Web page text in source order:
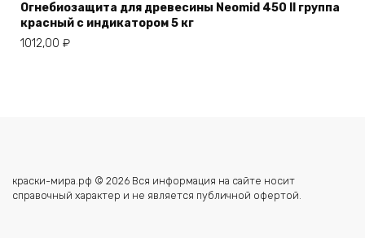
Огнебиозащита для древесины Neomid 450 II группа
красный с индикатором 5 кг
1012,00 ₽
краски-мира.рф © 2026 Вся информация на сайте носит
справочный характер и не является публичной офертой.